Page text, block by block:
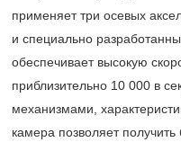
применяет три осевых
и специально
обеспечивает высокую
приблизительно 10 000 в
механизмами,
камера позволяет получить